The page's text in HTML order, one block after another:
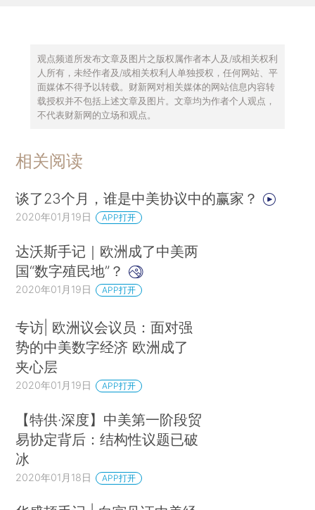
观点频道所发布文章及图片之版权属作者本人及/或相关权利
人所有，未经作者及/或相关权利人单独授权，任何网站、平
面媒体不得予以转载。财新网对相关媒体的网站信息内容转
载授权并不包括上述文章及图片。文章均为作者个人观点，
不代表财新网的立场和观点。
相关阅读
谈了23个月，谁是中美协议中的赢家？
2020年01月19日 APP打开
达沃斯手记｜欧洲成了中美两
国“数字殖民地”？
2020年01月19日 APP打开
专访| 欧洲议会议员：面对强
势的中美数字经济 欧洲成了
夹心层
2020年01月19日 APP打开
【特供·深度】中美第一阶段贸
易协定背后：结构性议题已破
冰
2020年01月18日 APP打开